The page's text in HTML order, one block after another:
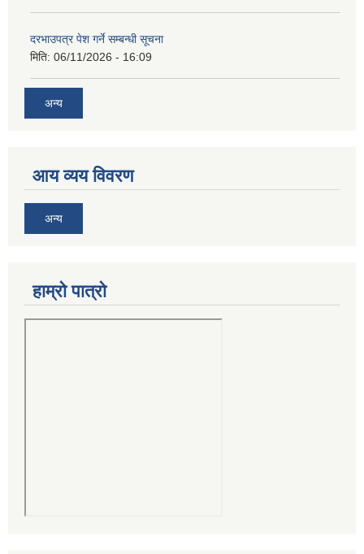
दरभाउपत्र पेश गर्ने सम्बन्धी सूचना
मिति: 06/11/2026 - 16:09
अन्य
आय व्यय विवरण
अन्य
हाम्रो पात्रो